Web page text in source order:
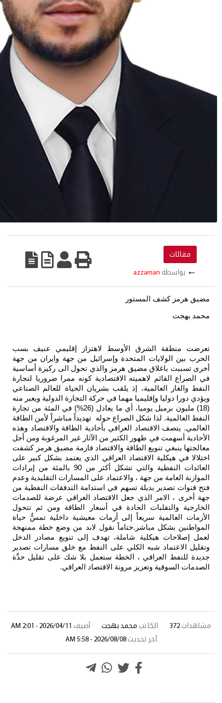
لاهتزاز إقليمي عنيف بسب
وإسرائيل من جهة وايران من جهة
هرمز والذي تحول الى ركيزة أساسية
الاقتصادية كونه ممرا ضروريا لتجارة
يلقب بشريان الحياة للعالم الصناعي
مهما في حركة التجارة الدولية ويعبر منه
(18) مليون برميل يوميا، أي ما يعادل (26%) في المئة من تجارة
حوله تهديداً مباشراً لأمن الطاقة
بأحادية الطاقة والاقتصاد وهذه
من الآثار غير المرغوبة ومن أجل
والاقتصاد فازمة مضيق هرمز كشفت
العراقي الذي يعتمد بشكل كبير على
العائدات النفطية والتي تشكل أكثر من 90 بالمئة من إيرادات
على المسارات التقليدية وعدم
في استدامة التدفقات النفطية من
الاقتصاد العراقي عرضة للصدمات
في أسعار الطاقة ومن ثم تتحول
إلى أزمات معيشية داخلية تمسُّ حياة
نقول لابد من وضع خطة ممنهجة
تهدف إلى تنويع مصادر الدخل
على النفط مع خلق مسارات تصدير
الخطة ستعمل بلا شك على تقليل حدَّة
الاقتصاد العراقي.
بهجت أضيف
2026/04/11 - 2:01 AM